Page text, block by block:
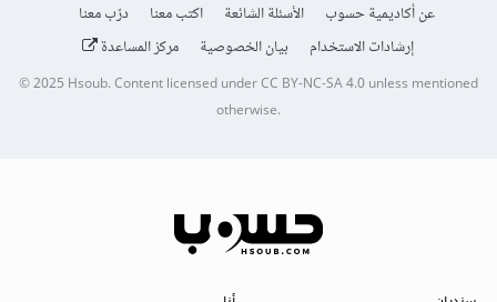
عن أكاديمية حسوب الأسئلة الشائعة اكتب معنا
درّب معنا
إرشادات الاستخدام
بيان الخصوصية مركز المساعدة
© 2025Hsoub.Content licensed underCC BY-NC-SA 4.0unless mentioned
otherwise.